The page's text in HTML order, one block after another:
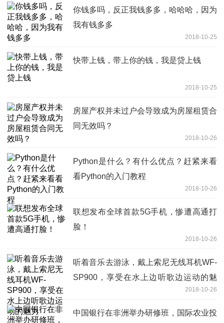
你钱多吗，反正我钱多多，哈哈哈，因为
我有钱多多
2018-10-25
快带上钱，带上你的钱，我是贷上钱
2018-10-25
房屋产权并未过户会导致成为房屋租赁合
同无效吗？
2018-10-26
Python是什么？有什么优点？赶紧来看
看Python的入门教程
2018-10-26
联想发布全球首款5G手机，惨遭高通打
脸！
2018-10-26
听着音乐去游泳，戴上索尼无线耳机WF-
SP900，享受在水上边听歌边运动的魅
2018-10-26
中国银行在非洲举办研修班，国际农业投